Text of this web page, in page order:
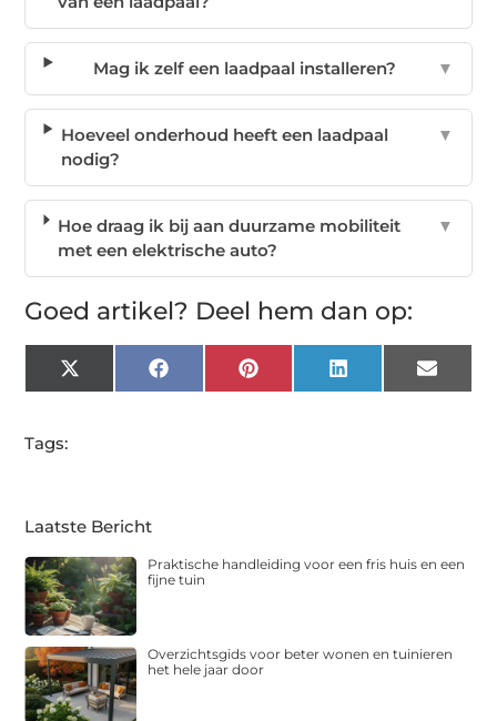
Mag ik zelf een laadpaal installeren? ▼
Hoeveel onderhoud heeft een laadpaal
nodig?
▼
Hoe draag ik bij aan duurzame mobiliteit
met een elektrische auto?
▼
Goed artikel? Deel hem dan op:
X
(Twitter)
FacebookPinterest LinkedIn Email
Tags:
Laatste Bericht
Praktische handleiding voor een fris huis en een
fijne tuin
Overzichtsgids voor beter wonen en tuinieren
het hele jaar door